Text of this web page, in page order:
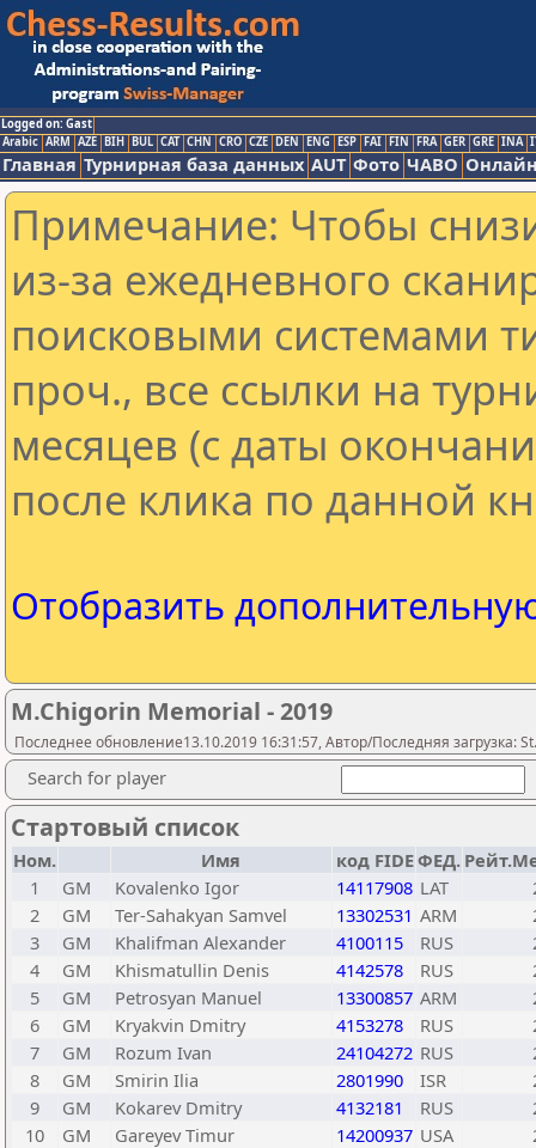
Logged on: Gast
Arabic ARM AZE BIH BUL CAT CHN CRO CZE DEN ENG ESP FAI FIN FRA GER GRE INA
Главная Турнирная база данных AUT Фото ЧАВО
Примечание: Чтобы
из-за ежедневного
поисковыми системами
проч., все ссылки на
месяцев (с даты
после клика по данной
Отобразить
M.Chigorin Memorial - 2019
Последнее обновление13.10.2019 16:31:57, Автор/Последняя загрузка:
Search for player
Стартовый список
Ном. Имя код FIDEФЕД.
1
GM Kovalenko Igor 14117908 LAT
2
GM Ter-Sahakyan Samvel 13302531 ARM
3
GM Khalifman Alexander 4100115 RUS
4
GM Khismatullin Denis 4142578 RUS
5
GM Petrosyan Manuel 13300857 ARM
6
GM Kryakvin Dmitry 4153278 RUS
7
GM Rozum Ivan 24104272 RUS
8
GM Smirin Ilia 2801990 ISR
9
GM Kokarev Dmitry 4132181 RUS
10
GM Gareyev Timur 14200937 USA